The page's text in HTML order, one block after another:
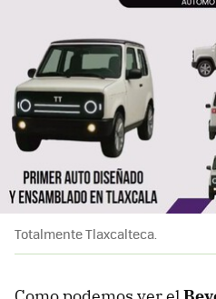
Totalmente Tlaxcalteca.